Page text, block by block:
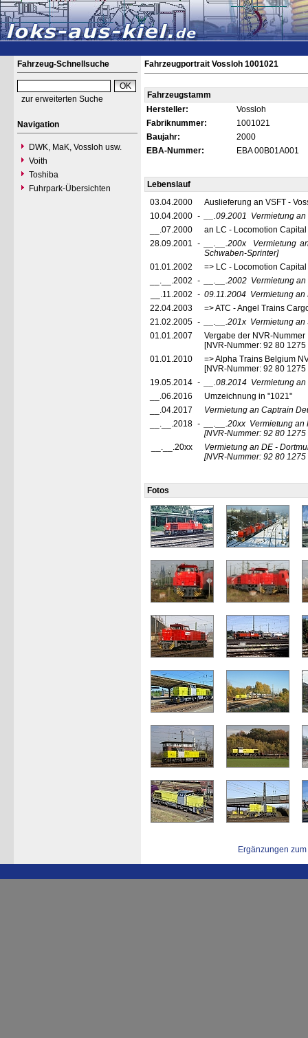
Fahrzeug-Schnellsuche
zur erweiterten Suche
Navigation
DWK, MaK, Vossloh usw.
Voith
Toshiba
Fuhrpark-Übersichten
Fahrzeugportrait Vossloh 1001021
Fahrzeugstamm
Hersteller:
Vossloh
Fabriknummer:
1001021
Baujahr:
2000
EBA-Nummer:
EBA 00B01A001
Lebenslauf
03.04.2000
Auslieferung an VSFT -
10.04.2000 - __.09.2001 Vermietung
__.07.2000
an LC - Locomotion
28.09.2001 - __.__.200x
Vermietung
Schwaben-Sprinter]
01.01.2002
=> LC - Locomotion
__.__.2002 - __.__.2002 Vermietung
__.11.2002 - 09.11.2004 Vermietung an
22.04.2003
=> ATC - Angel Trains
21.02.2005 - __.__.201x Vermietung an
01.01.2007
Vergabe der NVR-Nummer
[NVR-Nummer: 92 80
01.01.2010
=> Alpha Trains Belgium
[NVR-Nummer: 92 80
19.05.2014 - __.08.2014 Vermietung
__.06.2016
Umzeichnung in "1021"
__.04.2017
Vermietung an Captrain
__.__.2018 - __.__.20xx Vermietung an
[NVR-Nummer: 92 80
__.__.20xx
Vermietung an DE -
[NVR-Nummer: 92 80
Fotos
Ergänzungen